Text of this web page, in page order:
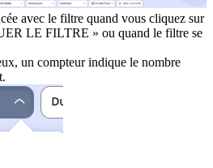
avec le filtre quand vous cliquez sur
LE FILTRE » ou quand le filtre se
un compteur indique le nombre